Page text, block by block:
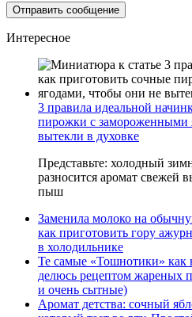
Интересное
3 правила идеальной
пирожки с замороженными
вытекли в духовке
Представьте: холодный
разносится аромат свежей
пыш
Заменила молоко на
как приготовить гору
в холодильнике
Те самые «Тошнотики» как
делюсь рецептом жареных
и очень сытные)
Аромат детства: сочный